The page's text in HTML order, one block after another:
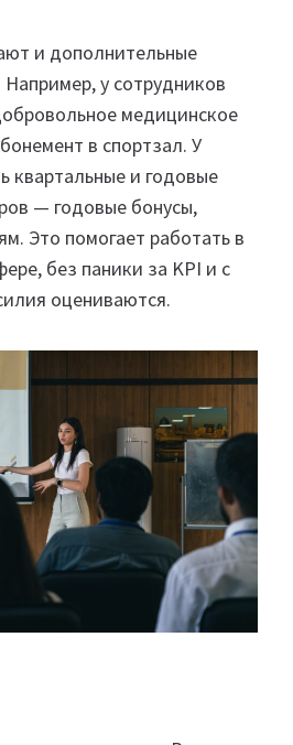
и дополнительные
у сотрудников
медицинское
в спортзал. У
квартальные и годовые
— годовые бонусы,
Это помогает работать в
без паники за KPI и с
оцениваются.